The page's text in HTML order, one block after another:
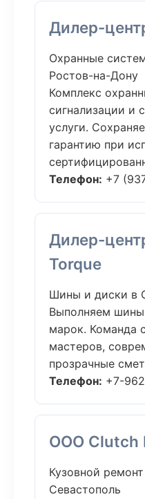
Дилер-
Охранные
Ростов-на-Дону
Комплекс
сигнализации и
услуги.
гарантию при
Телефон: +7
Дилер-
Torque
Шины и диски в
Выполняем
марок. Команда
мастеров,
прозрачные
Телефон: +7-
ООО Clutch
Кузовной
Севастополь